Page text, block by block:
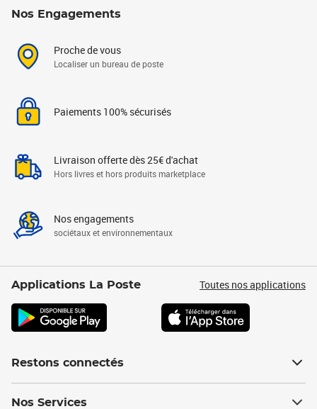
Nos Engagements
Proche de vous
Localiser un bureau de poste
Paiements 100% sécurisés
Livraison offerte dès 25€ d'achat
Hors livres et hors produits marketplace
Nos engagements
sociétaux et environnementaux
Applications La Poste Toutes nos applications
Restons connectés
Nos Services